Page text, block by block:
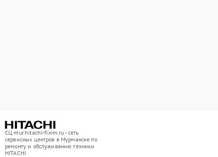
СЦ mur.hitachi-fixim.ru - сеть
сервисных центров в Мурманске по
ремонту и обслуживанию техники
HITACHI